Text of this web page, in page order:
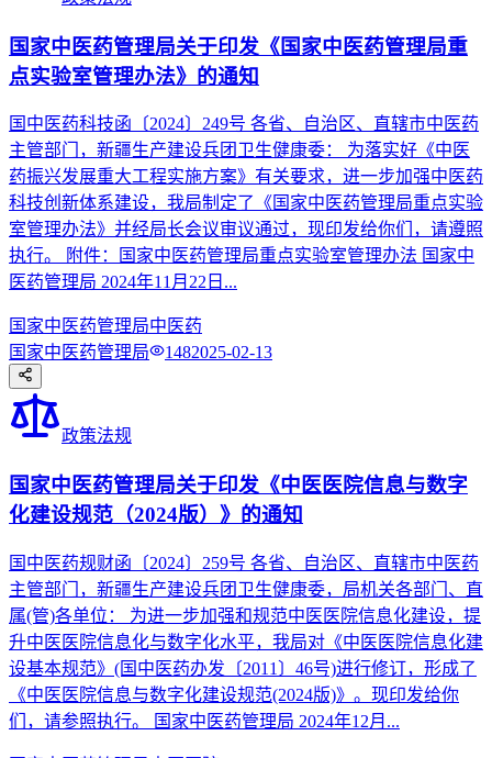
国家中医药管理局关于印发《国家中医药管理局重
点实验室管理办法》的通知
国中医药科技函〔2024〕249号 各省、自治区、直辖市中医药
主管部门，新疆生产建设兵团卫生健康委： 为落实好《中医
药振兴发展重大工程实施方案》有关要求，进一步加强中医药
科技创新体系建设，我局制定了《国家中医药管理局重点实验
室管理办法》并经局长会议审议通过，现印发给你们，请遵照
执行。 附件：国家中医药管理局重点实验室管理办法 国家中
医药管理局 2024年11月22日...
国家中医药管理局中医药
国家中医药管理局
1482025-02-13
政策法规
国家中医药管理局关于印发《中医医院信息与数字
化建设规范（2024版）》的通知
国中医药规财函〔2024〕259号 各省、自治区、直辖市中医药
主管部门，新疆生产建设兵团卫生健康委，局机关各部门、直
属(管)各单位： 为进一步加强和规范中医医院信息化建设，提
升中医医院信息化与数字化水平，我局对《中医医院信息化建
设基本规范》(国中医药办发〔2011〕46号)进行修订，形成了
《中医医院信息与数字化建设规范(2024版)》。现印发给你
们，请参照执行。 国家中医药管理局 2024年12月...